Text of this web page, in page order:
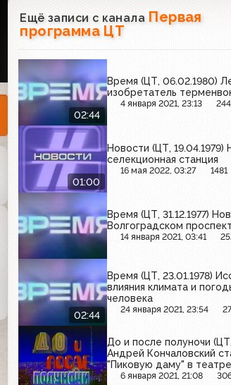
Ещё записи с канала Первая
программа ЦТ
02:44
Время (ЦТ, 06.02.1980)
изобретатель
4 января 2021, 23:13
01:00
Новости (ЦТ, 19.04.1979)
селекционная станция
16 мая 2022, 03:27 1481
Время (ЦТ, 31.12.1977)
Волгоградском
14 января 2021, 03:41
02:44
Время (ЦТ, 23.01.1978)
влияния климата и
человека
24 января 2021, 23:54
До и после полуночи
Андрей Кончаловский
"Пиковую даму" в
6 января 2021, 21:08